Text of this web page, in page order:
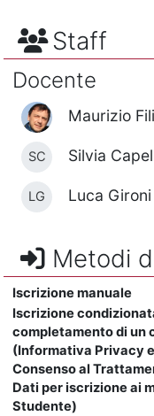
Staff
Docente
Maurizio
SC Silvia
LG Luca Gironi
Metodi
Iscrizione manuale
Iscrizione
completamento di un
(Informativa Privacy e
Consenso al
Dati per iscrizione ai
Studente)